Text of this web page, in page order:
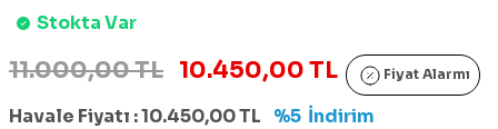
Stokta Var
11.000,00 TL 10.450,00 TL Fiyat Alarmı
Havale Fiyatı :10.450,00TL %5 İndirim